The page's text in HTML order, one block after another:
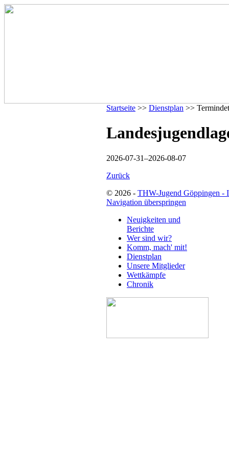
Startseite >> Dienstplan >>
2026-07-31–2026-08-07
Zurück
© 2026 - THW-Jugend Göppingen -
Navigation überspringen
Neuigkeiten und
Berichte
Wer sind wir?
Komm, mach' mit!
Dienstplan
Unsere Mitglieder
Wettkämpfe
Chronik